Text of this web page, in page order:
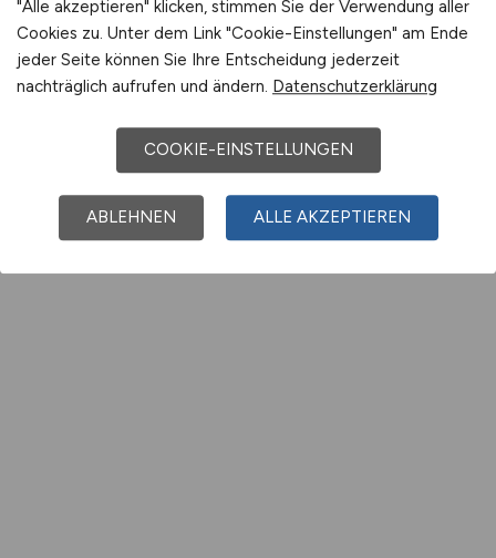
"Alle akzeptieren" klicken, stimmen Sie der Verwendung aller
Cookies zu. Unter dem Link "Cookie-Einstellungen" am Ende
jeder Seite können Sie Ihre Entscheidung jederzeit
nachträglich aufrufen und ändern. Datenschutzerklärung
COOKIE-EINSTELLUNGEN
ABLEHNEN ALLE AKZEPTIEREN